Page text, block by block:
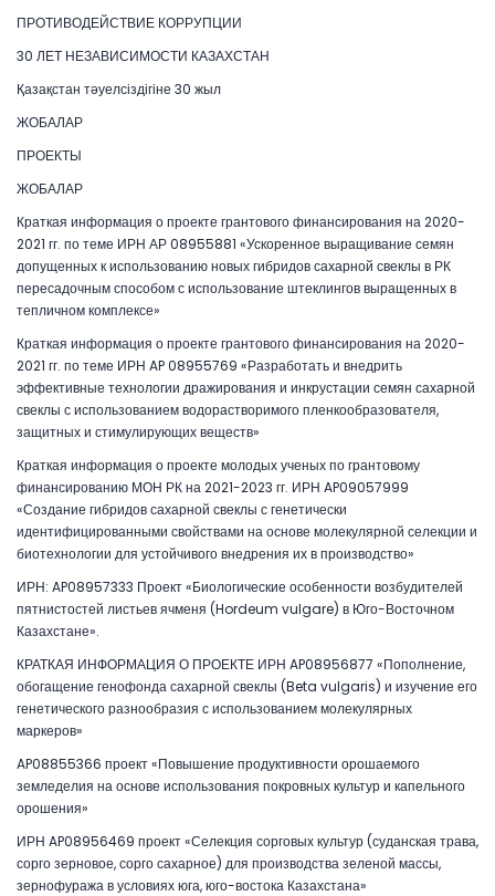
ПРОТИВОДЕЙСТВИЕ КОРРУПЦИИ
30 ЛЕТ НЕЗАВИСИМОСТИ КАЗАХСТАН
Қазақстан тәуелсіздігіне 30 жыл
ЖОБАЛАР
ПРОЕКТЫ
ЖОБАЛАР
Краткая информация о проекте грантового финансирования на 2020-
2021 гг. по теме ИРН АР 08955881 «Ускоренное выращивание семян
допущенных к использованию новых гибридов сахарной свеклы в РК
пересадочным способом с использование штеклингов выращенных в
тепличном комплексе»
Краткая информация о проекте грантового финансирования на 2020-
2021 гг. по теме ИРН AP 08955769 «Разработать и внедрить
эффективные технологии дражирования и инкрустации семян сахарной
свеклы с использованием водорастворимого пленкообразователя,
защитных и стимулирующих веществ»
Краткая информация о проекте молодых ученых по грантовому
финансированию МОН РК на 2021-2023 гг. ИРН AP09057999
«Создание гибридов сахарной свеклы с генетически
идентифицированными свойствами на основе молекулярной селекции и
биотехнологии для устойчивого внедрения их в производство»
ИРН: AP08957333 Проект «Биологические особенности возбудителей
пятнистостей листьев ячменя (Hordeum vulgare) в Юго-Восточном
Казахстане».
КРАТКАЯ ИНФОРМАЦИЯ О ПРОЕКТЕ ИРН AP08956877 «Пополнение,
обогащение генофонда сахарной свеклы (Beta vulgaris) и изучение его
генетического разнообразия с использованием молекулярных
маркеров»
AP08855366 проект «Повышение продуктивности орошаемого
земледелия на основе использования покровных культур и капельного
орошения»
ИРН AP08956469 проект «Селекция сорговых культур (суданская трава,
сорго зерновое, сорго сахарное) для производства зеленой массы,
зернофуража в условиях юга, юго-востока Казахстана»